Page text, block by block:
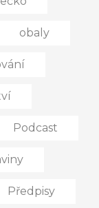
obaly
Podcast
Předpisy